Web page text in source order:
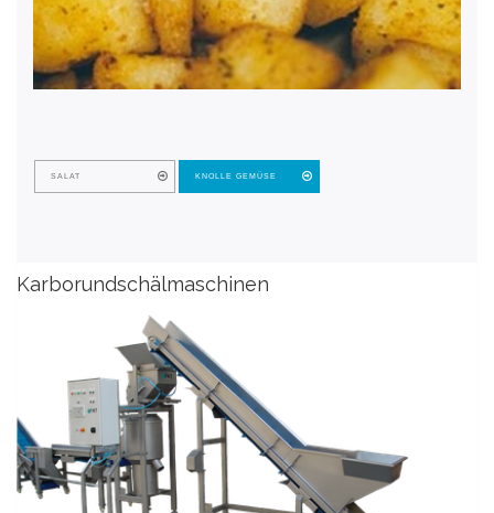
SALAT KNOLLE GEMÜSE
Karborundschälmaschinen